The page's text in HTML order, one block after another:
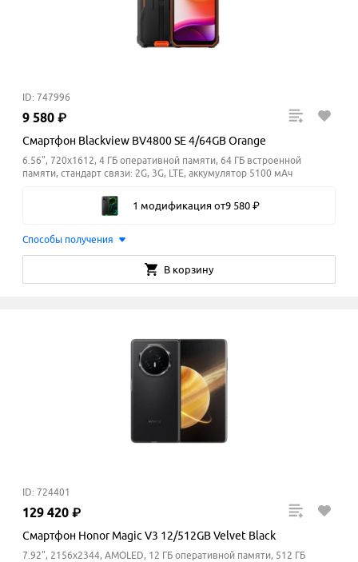
ID: 747996
9 580 ₽
Смартфон Blackview BV4800 SE 4/64GB Orange
6.56", 720x1612, 4 ГБ оперативной памяти, 64 ГБ встроенной
памяти, стандарт связи: 2G, 3G, LTE, аккумулятор 5100 мАч
1 модификация от9 580 ₽
Способы получения
В корзину
ID: 724401
129 420 ₽
Смартфон Honor Magic V3 12/512GB Velvet Black
7.92", 2156x2344, AMOLED, 12 ГБ оперативной памяти, 512 ГБ